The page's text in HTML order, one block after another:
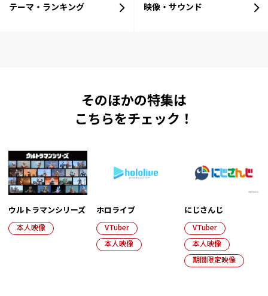
テーマ・ランキング 映像・サウンド
そのほかの特集は
こちらをチェック！
ウルトラマンシリーズ
本人映像
ホロライブ
VTuber
本人映像
にじさんじ
VTuber
本人映像
期間限定映像